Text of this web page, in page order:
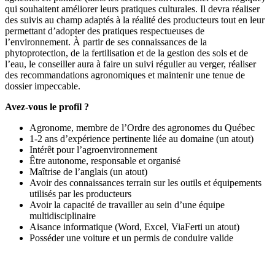
qui souhaitent améliorer leurs pratiques culturales. Il devra réaliser
des suivis au champ adaptés à la réalité des producteurs tout en leur
permettant d’adopter des pratiques respectueuses de
l’environnement. À partir de ses connaissances de la
phytoprotection, de la fertilisation et de la gestion des sols et de
l’eau, le conseiller aura à faire un suivi régulier au verger, réaliser
des recommandations agronomiques et maintenir une tenue de
dossier impeccable.
Avez-vous le profil ?
Agronome, membre de l’Ordre des agronomes du Québec
1-2 ans d’expérience pertinente liée au domaine (un atout)
Intérêt pour l’agroenvironnement
Être autonome, responsable et organisé
Maîtrise de l’anglais (un atout)
Avoir des connaissances terrain sur les outils et équipements
utilisés par les producteurs
Avoir la capacité de travailler au sein d’une équipe
multidisciplinaire
Aisance informatique (Word, Excel, ViaFerti un atout)
Posséder une voiture et un permis de conduire valide